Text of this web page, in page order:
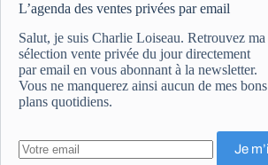
L’agenda des ventes privées par email
Salut, je suis Charlie Loiseau. Retrouvez ma
sélection vente privée du jour directement
par email en vous abonnant à la newsletter.
Vous ne manquerez ainsi aucun de mes bons
plans quotidiens.